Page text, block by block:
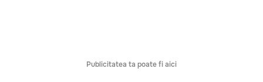
Publicitatea ta poate fi aici